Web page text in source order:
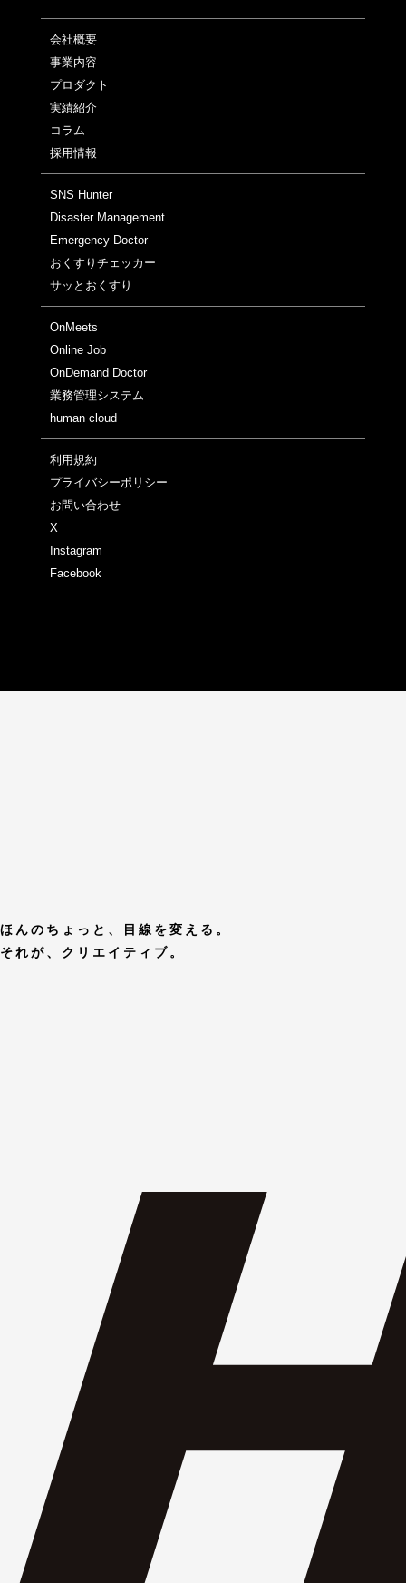
会社概要
事業内容
プロダクト
実績紹介
コラム
採用情報
SNS Hunter
Disaster Management
Emergency Doctor
おくすりチェッカー
サッとおくすり
OnMeets
Online Job
OnDemand Doctor
業務管理システム
human cloud
利用規約
プライバシーポリシー
お問い合わせ
X
Instagram
Facebook
ほんのちょっと、目線を変える。
それが、クリエイティブ。